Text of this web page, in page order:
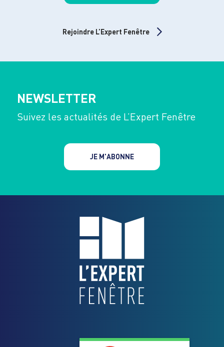
Rejoindre L’Expert Fenêtre
NEWSLETTER
Suivez les actualités de L’Expert Fenêtre
JE M'ABONNE